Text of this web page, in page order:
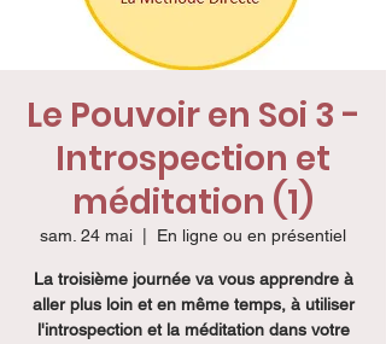
Le Pouvoir en Soi 3 -
Introspection et
méditation (1)
sam. 24 mai En ligne ou en présentiel
La troisième journée va vous apprendre à
aller plus loin et en même temps, à utiliser
l'introspection et la méditation dans votre